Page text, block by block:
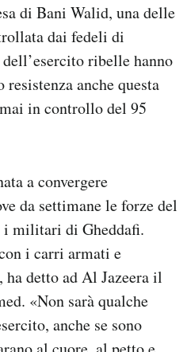
di Bani Walid, una delle
dai fedeli di
ribelle hanno
anche questa
in controllo del 95
a convergere
da settimane le forze del
i militari di Gheddafi.
i carri armati e
detto ad Al Jazeera il
«Non sarà qualche
anche se sono